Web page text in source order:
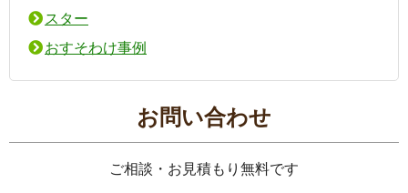
スター
おすそわけ事例
お問い合わせ
ご相談・お見積もり無料です